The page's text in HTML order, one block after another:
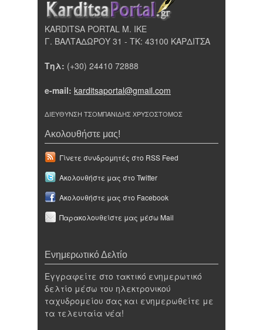
KARDITSA PORTAL Μ. ΙΚΕ
Γ. ΒΑΛΤΑΔΩΡΟΥ 31 - ΤΚ: 43100 ΚΑΡΔΙΤΣΑ
Τηλ: (+30) 24410 72888
e-mail: karditsaportal@gmail.com
ΔΙΕΥΘΥΝΣΗ ΤΣΟΜΠΑΝΙΔΗΣ ΧΡΥΣΟΣΤΟΜΟΣ
Ακολουθήστε μας!
Γίνετε συνδρομητές στο RSS Feed
Ακολουθήστε μας στο Twitter
Ακολουθήστε μας στο Facebook
Παρακολουθείστε μας μέσω Mail
Ενημερωτικό Δελτίο
Εγγραφείτε στο τακτικό ενημερωτικό
δελτίο μέσω του ηλεκτρονικού
ταχυδρομείου σας και ενημερωθείτε με
τα τελευταία νέα!